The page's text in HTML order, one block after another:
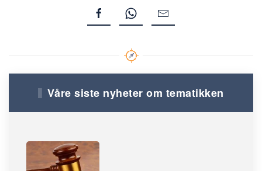
Våre siste nyheter om tematikken